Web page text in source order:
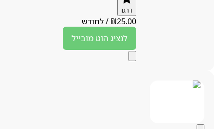
₪25.00
/לחודש
לנציגהוט מובייל